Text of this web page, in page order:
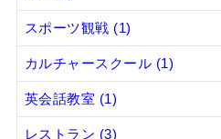
スポーツ観戦 (1)
カルチャースクール (1)
英会話教室 (1)
レストラン (3)